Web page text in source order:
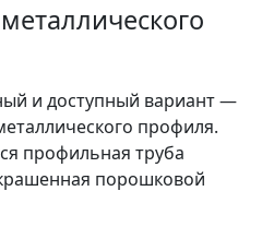
и доступный вариант —
профиля.
профильная труба
порошковой